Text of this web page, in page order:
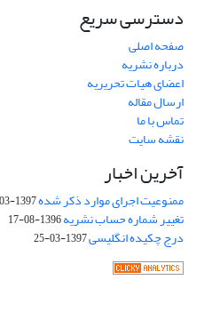
دسترسی سریع
صفحه اصلی
درباره نشریه
اعضای هیات تحریریه
ارسال مقاله
تماس با ما
نقشه سایت
آخرین اخبار
ممنوعیت اجرای موارد ذکر شده1397-03-25
تغییر شماره حساب نشریه1396-08-17
درج چکیده انگلیسی1397-03-25